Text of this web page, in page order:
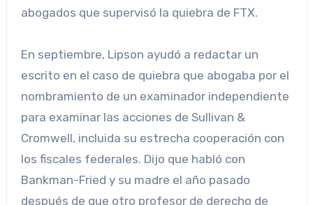
abogados que supervisó la quiebra de FTX.
En septiembre, Lipson ayudó a redactar un
escrito en el caso de quiebra que abogaba por el
nombramiento de un examinador independiente
para examinar las acciones de Sullivan &
Cromwell, incluida su estrecha cooperación con
los fiscales federales. Dijo que habló con
Bankman-Fried y su madre el año pasado
después de que otro profesor de derecho de